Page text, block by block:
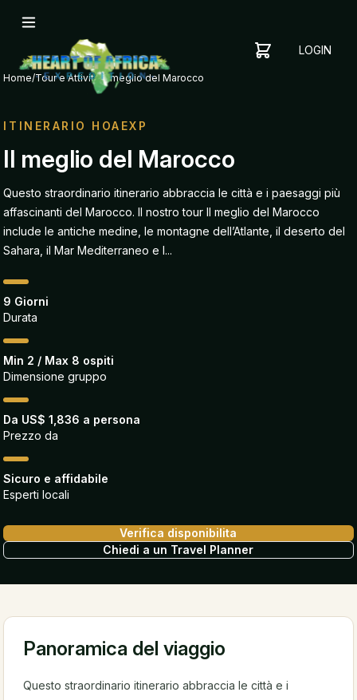
YOUR
CART TO
GET
STARTED
LOGIN
Home/Tour e Attivita/Il meglio del Marocco
ITINERARIO HOAEXP
Il meglio del Marocco
Questo straordinario itinerario abbraccia le città e i paesaggi più
affascinanti del Marocco. Il nostro tour Il meglio del Marocco
include le antiche medine, le montagne dell’Atlante, il deserto del
Sahara, il Mar Mediterraneo e l...
9 Giorni
Durata
Min 2 / Max 8 ospiti
Dimensione gruppo
Da US$ 1,836 a persona
Prezzo da
Sicuro e affidabile
Esperti locali
Verifica disponibilita
Chiedi a un Travel Planner
Panoramica del viaggio
Questo straordinario itinerario abbraccia le città e i